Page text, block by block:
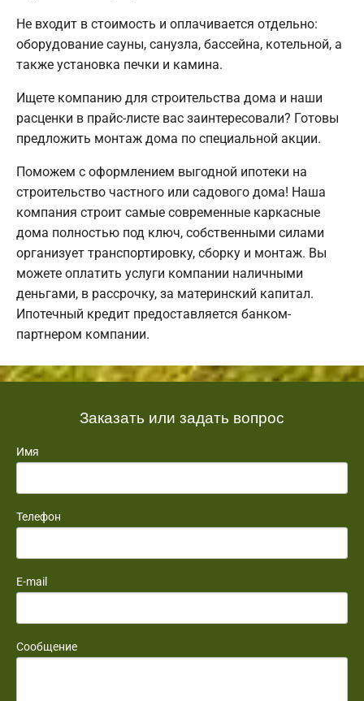
Не входит в стоимость и оплачивается отдельно:
оборудование сауны, санузла, бассейна, котельной, а
также установка печки и камина.
Ищете компанию для строительства дома и наши
расценки в прайс-листе вас заинтересовали? Готовы
предложить монтаж дома по специальной акции.
Поможем с оформлением выгодной ипотеки на
строительство частного или садового дома! Наша
компания строит самые современные каркасные
дома полностью под ключ, собственными силами
организует транспортировку, сборку и монтаж. Вы
можете оплатить услуги компании наличными
деньгами, в рассрочку, за материнский капитал.
Ипотечный кредит предоставляется банком-
партнером компании.
Заказать или задать вопрос
Имя
Телефон
E-mail
Сообщение